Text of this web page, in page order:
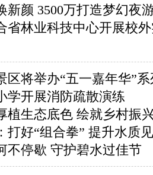
新颜 3500万打造梦幻夜
省林业科技中心开展校
区将举办“五一嘉年华”
学开展消防疏散演练
植生态底色 绘就乡村振
打好“组合拳” 提升水质
不停歇 守护碧水过佳节